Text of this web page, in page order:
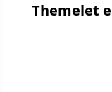
Themelet